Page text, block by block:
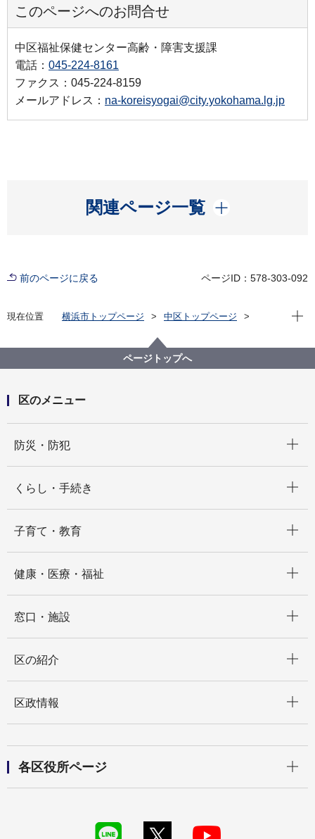
このページへのお問合せ
中区福祉保健センター高齢・障害支援課
電話： 045-224-8161
ファクス：045-224-8159
メールアドレス： na-koreisyogai@city.yokohama.lg.jp
関連ページ一覧
開く
前のページに戻る ページID：578-303-092
現在位置 横浜市トップページ
中区トップページ
中区老人クラブ連合会主催の「秋のグラウンドゴルフ
大会」が開催されました！
現在
ページトップへ
区のメニュー
防災・防犯
くらし・手続き
子育て・教育
健康・医療・福祉
窓口・施設
区の紹介
区政情報
各区役所ページ